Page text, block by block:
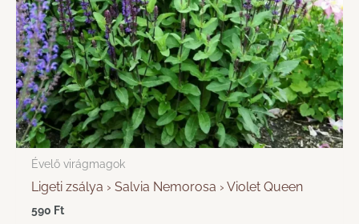
Évelő virágmagok
Ligeti zsálya › Salvia Nemorosa › Violet Queen
590 Ft